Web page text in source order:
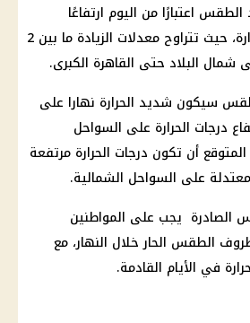
اعتبارًا من اليوم ارتفاعًا
تدريجيًا فى درجات الحرارة، حيث تتراوح معدلات الزيادة ما بين 2
سيكون شديد الحرارة نهارا على
درجات الحرارة على السواحل
المتوقع أن تكون درجات الحرارة مرتفعة
على السواحل الشمالية.
الصادرة يجب على المواطنين
الطقس الحار خلال النهار، مع
في الأيام القادمة.